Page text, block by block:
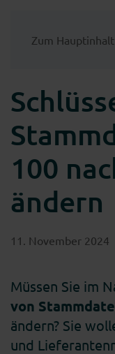
Zum
100
ändern
11. November 2024
Müssen Sie im
von
ändern? Sie
und